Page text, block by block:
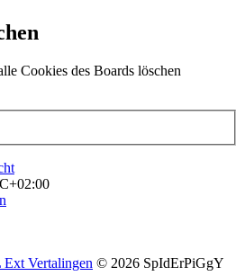
Cookies des Boards löschen
Vertalingen © 2026 SpIdErPiGgY